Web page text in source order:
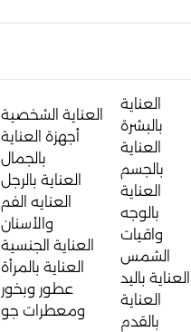
العناية
بالبشرة
العناية
بالجسم
العناية
بالوجه
واقيات
الشمس
العناية باليد
العناية
بالقدم
العناية الشخصية
أجهزة العناية
بالجمال
العناية بالرجل
العنايه الفم
والأسنان
العناية الجنسية
العناية بالمرأة
عطور وبخور
ومعطرات جو